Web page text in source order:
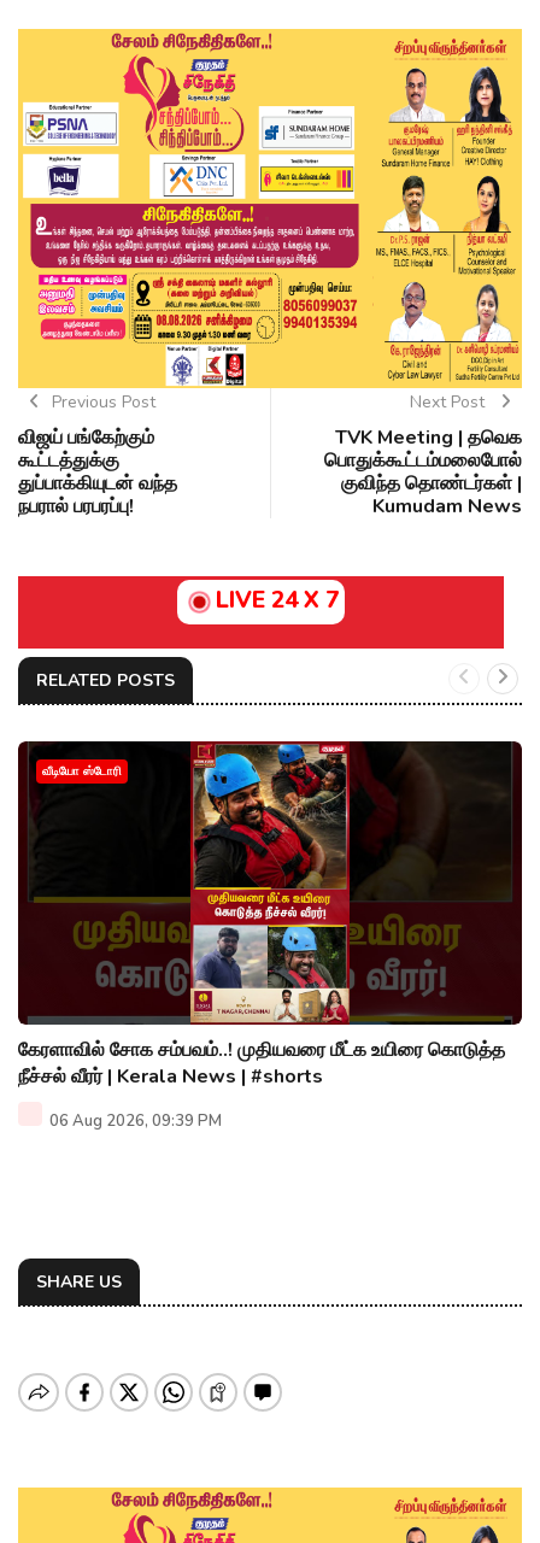
Previous Post
விஜய் பங்கேற்கும்
கூட்டத்துக்கு
துப்பாக்கியுடன் வந்த
நபரால் பரபரப்பு!
Next Post
TVK Meeting | தவெக
பொதுக்கூட்டம்மலைபோல்
குவிந்த தொண்டர்கள் |
Kumudam News
LIVE 24 X 7
RELATED POSTS
வீடியோ ஸ்டோரி
கேரளாவில் சோக சம்பவம்..! முதியவரை மீட்க உயிரை கொடுத்த
நீச்சல் வீரர் | Kerala News | #shorts
06 Aug 2026, 09:39 PM
SHARE US